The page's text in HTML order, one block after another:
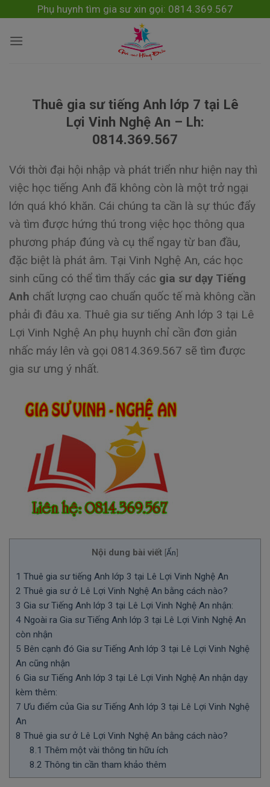
to
content
Phụ huynh tìm gia sư xin gọi: 0814.369.567
Thuê gia sư tiếng Anh lớp 7 tại Lê
Lợi Vinh Nghệ An – Lh:
0814.369.567
Với thời đại hội nhập và phát triển như hiện nay thì
việc học tiếng Anh đã không còn là một trở ngại
lớn quá khó khăn. Cái chúng ta cần là sự thúc đẩy
và tìm được hứng thú trong việc học thông qua
phương pháp đúng và cụ thể ngay từ ban đầu,
đặc biệt là phát âm. Tại Vinh Nghệ An, các học
sinh cũng có thể tìm thấy các gia sư dạy Tiếng
Anh chất lượng cao chuẩn quốc tế mà không cần
phải đi đâu xa. Thuê gia sư tiếng Anh lớp 3 tại Lê
Lợi Vinh Nghệ An phụ huynh chỉ cần đơn giản
nhấc máy lên và gọi 0814.369.567 sẽ tìm được
gia sư ưng ý nhất.
Nội dung bài viết [Ẩn]
1 Thuê gia sư tiếng Anh lớp 3 tại Lê Lợi Vinh Nghệ An
2 Thuê gia sư ở Lê Lợi Vinh Nghệ An bằng cách nào?
3 Gia sư Tiếng Anh lớp 3 tại Lê Lợi Vinh Nghệ An nhận:
4 Ngoài ra Gia sư Tiếng Anh lớp 3 tại Lê Lợi Vinh Nghệ An
còn nhận
5 Bên cạnh đó Gia sư Tiếng Anh lớp 3 tại Lê Lợi Vinh Nghệ
An cũng nhận
6 Gia sư Tiếng Anh lớp 3 tại Lê Lợi Vinh Nghệ An nhận dạy
kèm thêm:
7 Ưu điểm của Gia sư Tiếng Anh lớp 3 tại Lê Lợi Vinh Nghệ
An
8 Thuê gia sư ở Lê Lợi Vinh Nghệ An bằng cách nào?
8.1 Thêm một vài thông tin hữu ích
8.2 Thông tin cần tham khảo thêm
modal-check